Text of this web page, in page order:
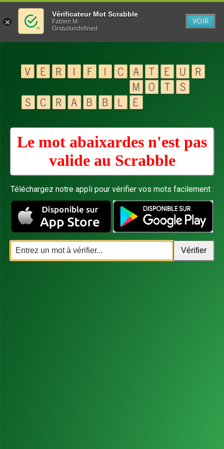
Le mot abaixardes n'est pas
valide au Scrabble
Téléchargez notre appli pour vérifier vos mots facilement :
Vérificateur Mot Scrabble
Fabien M
Gratuitundefined
VOIR